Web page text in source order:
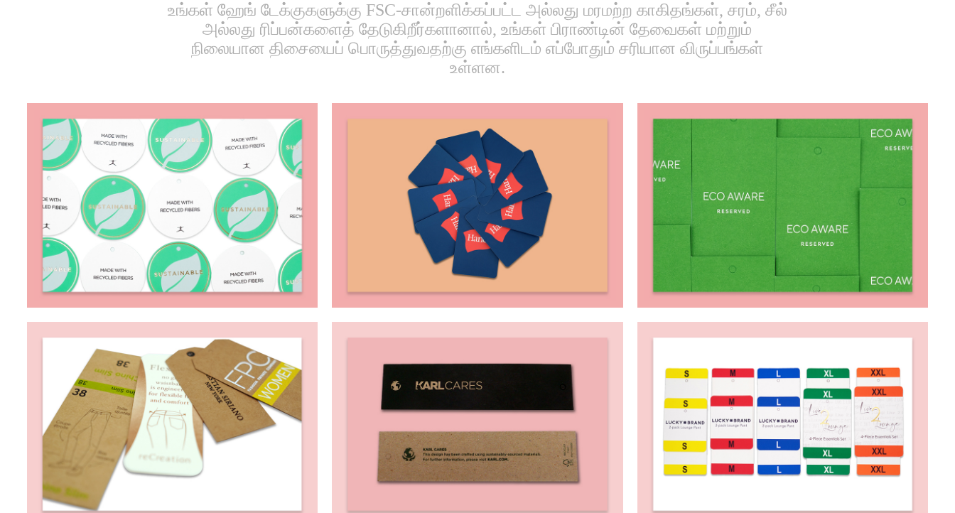
உங்கள் ஹேங் டேக்குகளுக்கு FSC-சான்றளிக்கப்பட்ட அல்லது மரமற்ற காகிதங்கள், சரம், சீல்
அல்லது ரிப்பன்களைத் தேடுகிறீர்களானால், உங்கள் பிராண்டின் தேவைகள் மற்றும்
நிலையான திசையைப் பொருத்துவதற்கு எங்களிடம் எப்போதும் சரியான விருப்பங்கள்
உள்ளன.